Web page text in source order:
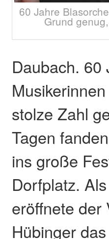
60 Jahre
Grund
Daubach. 60
stolze Zahl
Tagen
ins große
Dorfplatz.
eröffnete der
Hübinger